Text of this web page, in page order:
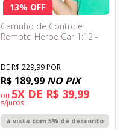
13% OFF
Carrinho de Controle
Remoto Heroe Car 1:12 -
DE R$ 229,99 POR
R$ 189,99 NO PIX
ou 5X DE R$ 39,99
s/juros
à vista com 5% de desconto